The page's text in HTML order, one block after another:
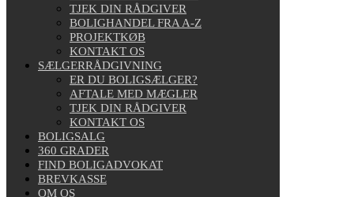
TJEK DIN RÅDGIVER
BOLIGHANDEL FRA A-Z
PROJEKTKØB
KONTAKT OS
SÆLGERRÅDGIVNING
ER DU BOLIGSÆLGER?
AFTALE MED MÆGLER
TJEK DIN RÅDGIVER
KONTAKT OS
BOLIGSALG
360 GRADER
FIND BOLIGADVOKAT
BREVKASSE
OM OS